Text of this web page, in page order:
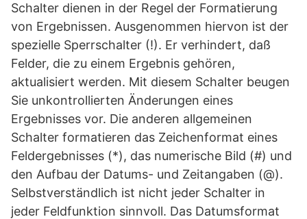
Schalter dienen in der Regel der Formatierung
von Ergebnissen. Ausgenommen hiervon ist der
spezielle Sperrschalter (!). Er verhindert, daß
Felder, die zu einem Ergebnis gehören,
aktualisiert werden. Mit diesem Schalter beugen
Sie unkontrollierten Änderungen eines
Ergebnisses vor. Die anderen allgemeinen
Schalter formatieren das Zeichenformat eines
Feldergebnisses (*), das numerische Bild (#) und
den Aufbau der Datums- und Zeitangaben (@).
Selbstverständlich ist nicht jeder Schalter in
jeder Feldfunktion sinnvoll. Das Datumsformat